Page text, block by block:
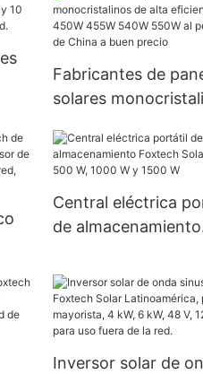
Fabricantes de
solares
455W 540W 550W
mayor de China a
precio
Central eléctrica
de almacenamiento
W, 1000 W y 1500 W
Inversor solar de